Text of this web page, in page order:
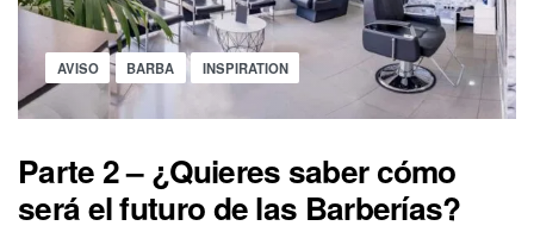
Posted
in
AVISO BARBA INSPIRATION
Parte 2 – ¿Quieres saber cómo
será el futuro de las Barberías?